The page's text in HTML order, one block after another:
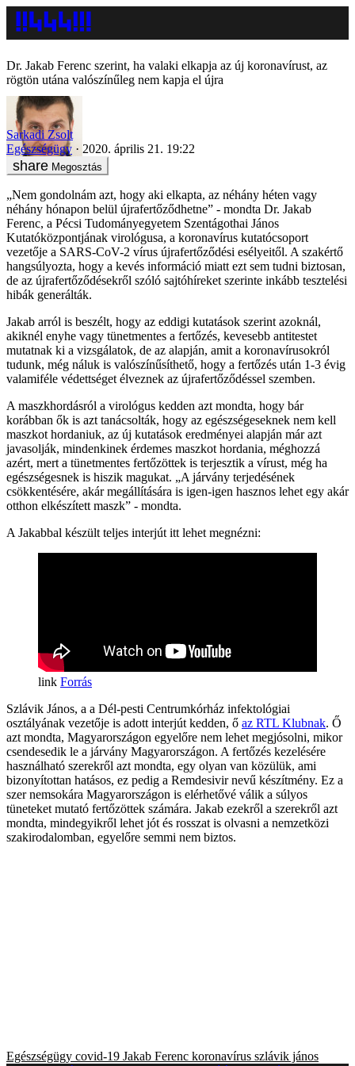
Dr. Jakab Ferenc szerint, ha valaki elkapja az új koronavírust, az
rögtön utána valószínűleg nem kapja el újra
Sarkadi Zsolt
Egészségügy
2020. április 21. 19:22
Megosztás
„Nem gondolnám azt, hogy aki elkapta, az néhány héten vagy
néhány hónapon belül újrafertőződhetne” - mondta Dr. Jakab
Ferenc, a Pécsi Tudományegyetem Szentágothai János
Kutatóközpontjának virológusa, a koronavírus kutatócsoport
vezetője a SARS-CoV-2 vírus újrafertőződési esélyeitől. A szakértő
hangsúlyozta, hogy a kevés információ miatt ezt sem tudni biztosan,
de az újrafertőződésekről szóló sajtóhíreket szerinte inkább tesztelési
hibák generálták.
Jakab arról is beszélt, hogy az eddigi kutatások szerint azoknál,
akiknél enyhe vagy tünetmentes a fertőzés, kevesebb antitestet
mutatnak ki a vizsgálatok, de az alapján, amit a koronavírusokról
tudunk, még náluk is valószínűsíthető, hogy a fertőzés után 1-3 évig
valamiféle védettséget élveznek az újrafertőződéssel szemben.
A maszkhordásról a virológus kedden azt mondta, hogy bár
korábban ők is azt tanácsolták, hogy az egészségeseknek nem kell
maszkot hordaniuk, az új kutatások eredményei alapján már azt
javasolják, mindenkinek érdemes maszkot hordania, méghozzá
azért, mert a tünetmentes fertőzöttek is terjesztik a vírust, még ha
egészségesnek is hiszik magukat. „A járvány terjedésének
csökkentésére, akár megállítására is igen-igen hasznos lehet egy akár
otthon elkészített maszk” - mondta.
A Jakabbal készült teljes interjút itt lehet megnézni:
Forrás
Szlávik János, a a Dél-pesti Centrumkórház infektológiai
osztályának vezetője is adott interjút kedden, ő az RTL Klubnak. Ő
azt mondta, Magyarországon egyelőre nem lehet megjósolni, mikor
csendesedik le a járvány Magyarországon. A fertőzés kezelésére
használható szerekről azt mondta, egy olyan van közülük, ami
bizonyítottan hatásos, ez pedig a Remdesivir nevű készítmény. Ez a
szer nemsokára Magyarországon is elérhetővé válik a súlyos
tüneteket mutató fertőzöttek számára. Jakab ezekről a szerekről azt
mondta, mindegyikről lehet jót és rosszat is olvasni a nemzetközi
szakirodalomban, egyelőre semmi nem biztos.
Egészségügy covid-19 Jakab Ferenc koronavírus szlávik jános